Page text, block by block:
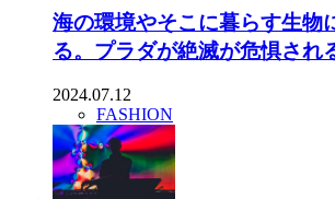
海の環境やそこに暮らす生物
る。プラダが絶滅が危惧され
2024.07.12
FASHION